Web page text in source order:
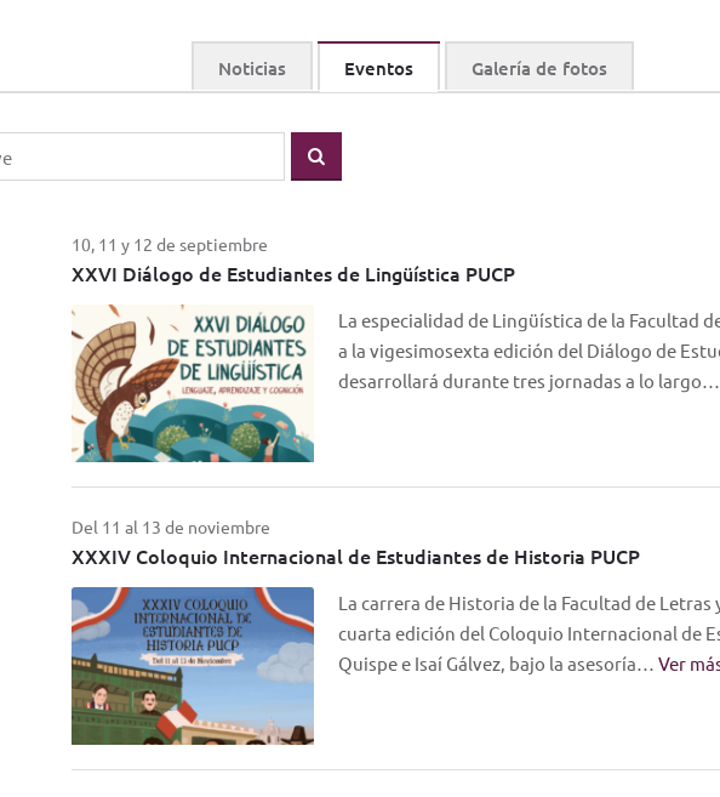
Noticias Eventos Galería de fotos
10, 11 y 12 de septiembre
XXVI Diálogo de Estudiantes de Lingüística PUCP
La especialidad de Lingüística de la Facultad
a la vigesimosexta edición del Diálogo de
desarrollará durante tres jornadas a lo largo…
Del 11 al 13 de noviembre
XXXIV Coloquio Internacional de Estudiantes de Historia PUCP
La carrera de Historia de la Facultad de
cuarta edición del Coloquio Internacional de
Quispe e Isaí Gálvez, bajo la asesoría… Ver